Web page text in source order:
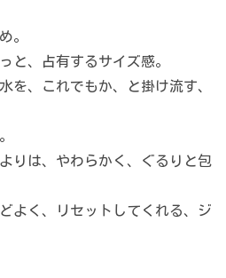
。
と、占有するサイズ感。
を、これでもか、と掛け流す、
りは、やわらかく、ぐるりと包
よく、リセットしてくれる、ジ